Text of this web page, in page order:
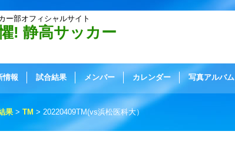
ー部オフィシャルサイト
! 静高サッカー
情報 試合結果 メンバー カレンダー 写真アルバム
果 > TM > 20220409TM(vs浜松医科大）